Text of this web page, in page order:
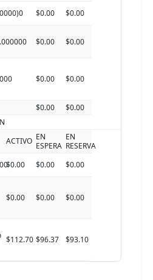
$0.00
$0.00
$0.00 $0.00
$0.00 $0.00
$0.00
$0.00
ACTIVO EN
ESPERA
EN
RESERVA
$0.00 $0.00
$0.00
$0.00 $0.00 $0.00
$112.70 $96.37 $93.10